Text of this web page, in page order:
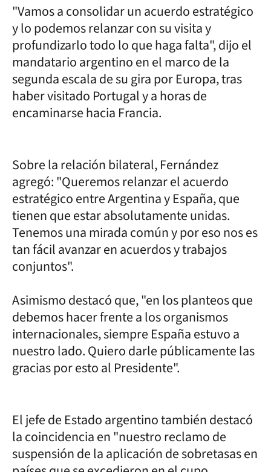
"Vamos a consolidar un acuerdo estratégico
y lo podemos relanzar con su visita y
profundizarlo todo lo que haga falta", dijo el
mandatario argentino en el marco de la
segunda escala de su gira por Europa, tras
haber visitado Portugal y a horas de
encaminarse hacia Francia.
Sobre la relación bilateral, Fernández
agregó: "Queremos relanzar el acuerdo
estratégico entre Argentina y España, que
tienen que estar absolutamente unidas.
Tenemos una mirada común y por eso nos es
tan fácil avanzar en acuerdos y trabajos
conjuntos".
Asimismo destacó que, "en los planteos que
debemos hacer frente a los organismos
internacionales, siempre España estuvo a
nuestro lado. Quiero darle públicamente las
gracias por esto al Presidente".
El jefe de Estado argentino también destacó
la coincidencia en "nuestro reclamo de
suspensión de la aplicación de sobretasas en